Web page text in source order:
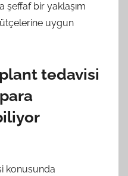
şeffaf bir yaklaşım
uygun
tedavisi
konusunda